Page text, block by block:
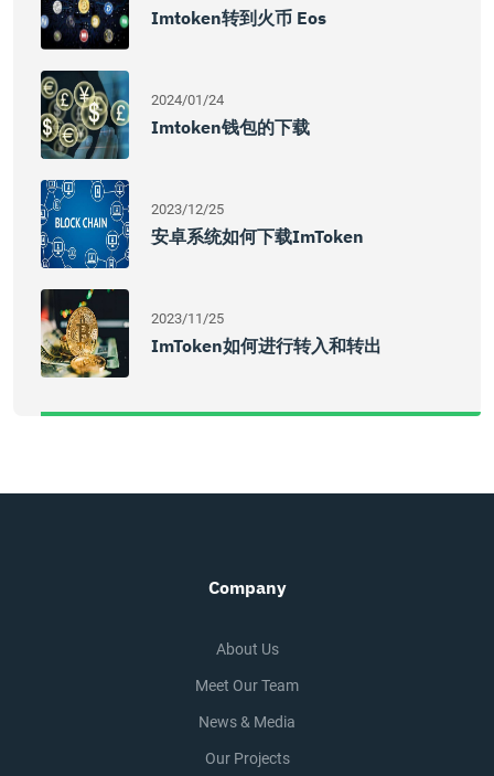
Imtoken转到火币 Eos
2024/01/24
Imtoken钱包的下载
2023/12/25
安卓系统如何下载imToken
2023/11/25
ImToken如何进行转入和转出
Company
About Us
Meet Our Team
News & Media
Our Projects